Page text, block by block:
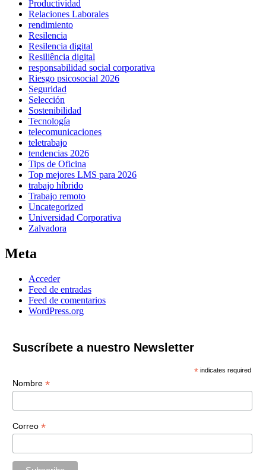
Productividad
Relaciones Laborales
rendimiento
Resilencia
Resilencia digital
Resiliência digital
responsabilidad social corporativa
Riesgo psicosocial 2026
Seguridad
Selección
Sostenibilidad
Tecnología
telecomunicaciones
teletrabajo
tendencias 2026
Tips de Oficina
Top mejores LMS para 2026
trabajo híbrido
Trabajo remoto
Uncategorized
Universidad Corporativa
Zalvadora
Meta
Acceder
Feed de entradas
Feed de comentarios
WordPress.org
Suscríbete a nuestro Newsletter
* indicates required
Nombre *
Correo *